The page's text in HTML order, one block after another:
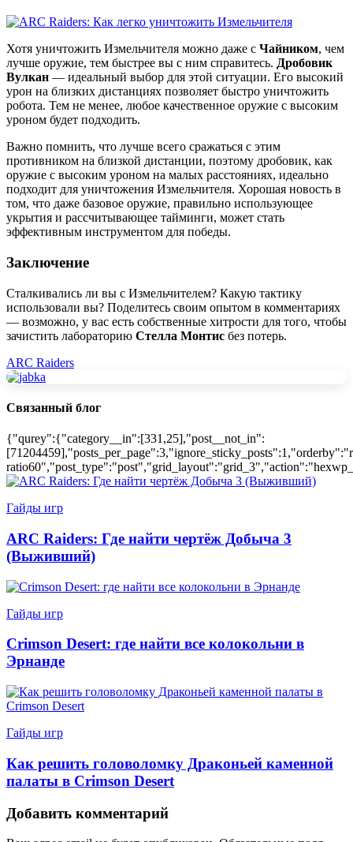
Хотя уничтожить Измельчителя можно даже с Чайником, чем
лучше оружие, тем быстрее вы с ним справитесь. Дробовик
Вулкан — идеальный выбор для этой ситуации. Его высокий
урон на близких дистанциях позволяет быстро уничтожить
робота. Тем не менее, любое качественное оружие с высоким
уроном будет подходить.
Важно помнить, что лучше всего сражаться с этим
противником на близкой дистанции, поэтому дробовик, как
оружие с высоким уроном на малых расстояниях, идеально
подходит для уничтожения Измельчителя. Хорошая новость в
том, что даже базовое оружие, правильно использующее
укрытия и рассчитывающее тайминги, может стать
эффективным инструментом для победы.
Заключение
Сталкивались ли вы с Измельчителем? Какую тактику
использовали вы? Поделитесь своим опытом в комментариях
— возможно, у вас есть собственные хитрости для того, чтобы
зачистить лабораторию Стелла Монтис без потерь.
ARC Raiders
Связанный блог
{"qurey":{"category__in":[331,25],"post__not_in":
Гайды игр
ARC Raiders: Где найти чертёж Добыча 3
(Выживший)
Гайды игр
Crimson Desert: где найти все колокольни в
Эрнанде
Гайды игр
Как решить головоломку Драконьей каменной
палаты в Crimson Desert
Добавить комментарий